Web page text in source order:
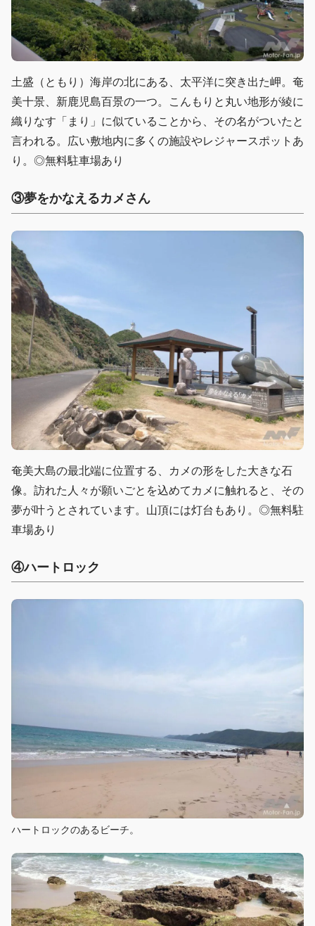
土盛（ともり）海岸の北にある、太平洋に突き出た岬。奄
美十景、新鹿児島百景の一つ。こんもりと丸い地形が綾に
織りなす「まり」に似ていることから、その名がついたと
言われる。広い敷地内に多くの施設やレジャースポットあ
り。◎無料駐車場あり
③夢をかなえるカメさん
奄美大島の最北端に位置する、カメの形をした大きな石
像。訪れた人々が願いごとを込めてカメに触れると、その
夢が叶うとされています。山頂には灯台もあり。◎無料駐
車場あり
④ハートロック
ハートロックのあるビーチ。